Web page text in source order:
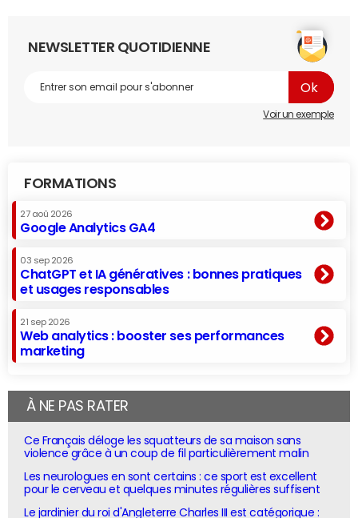
NEWSLETTER QUOTIDIENNE
Voir un exemple
FORMATIONS
27 aoû 2026
Google Analytics GA4
03 sep 2026
ChatGPT et IA génératives : bonnes pratiques
et usages responsables
21 sep 2026
Web analytics : booster ses performances
marketing
À NE PAS RATER
Ce Français déloge les squatteurs de sa maison sans
violence grâce à un coup de fil particulièrement malin
Les neurologues en sont certains : ce sport est excellent
pour le cerveau et quelques minutes régulières suffisent
Le jardinier du roi d'Angleterre Charles III est catégorique :